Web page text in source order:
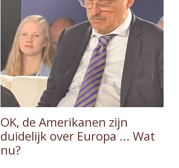
OK, de Amerikanen zijn
duidelijk over Europa ... Wat
nu?